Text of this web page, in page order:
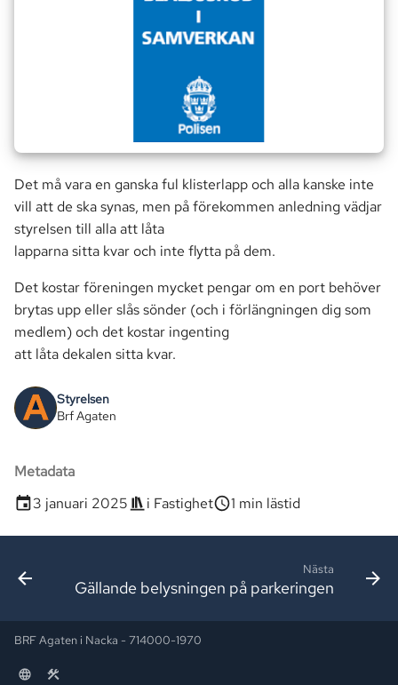
Styrelsen
Brf Agaten
Metadata
3 januari 2025
i Fastighet 1 min lästid
Det må vara en ganska ful klisterlapp och alla kanske inte
vill att de ska synas, men på förekommen anledning vädjar
styrelsen till alla att låta
lapparna sitta kvar och inte flytta på dem.
Det kostar föreningen mycket pengar om en port behöver
brytas upp eller slås sönder (och i förlängningen dig som
medlem) och det kostar ingenting
att låta dekalen sitta kvar.
Nästa
Gällande belysningen på parkeringen
BRF Agaten i Nacka - 714000-1970